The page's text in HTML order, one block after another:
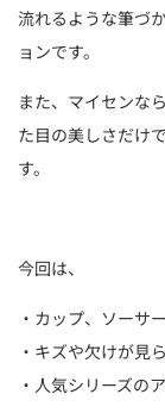
流れるような筆づ
ョンです。
また、マイセンな
た目の美しさだけ
す。
今回は、
・カップ、ソーサ
・キズや欠けが見
・人気シリーズの